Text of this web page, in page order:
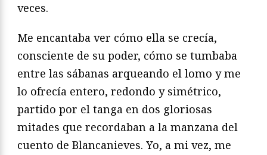
veces.
Me encantaba ver cómo ella se crecía,
consciente de su poder, cómo se tumbaba
entre las sábanas arqueando el lomo y me
lo ofrecía entero, redondo y simétrico,
partido por el tanga en dos gloriosas
mitades que recordaban a la manzana del
cuento de Blancanieves. Yo, a mi vez, me